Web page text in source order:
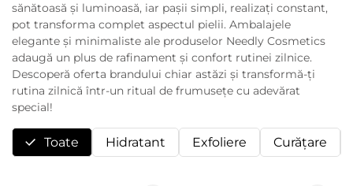
sănătoasă și luminoasă, iar pașii simpli, realizați constant,
pot transforma complet aspectul pielii. Ambalajele
elegante și minimaliste ale produselor Needly Cosmetics
adaugă un plus de rafinament și confort rutinei zilnice.
Descoperă oferta brandului chiar astăzi și transformă-ți
rutina zilnică într-un ritual de frumusețe cu adevărat
special!
Toate Hidratant Exfoliere Curăţare